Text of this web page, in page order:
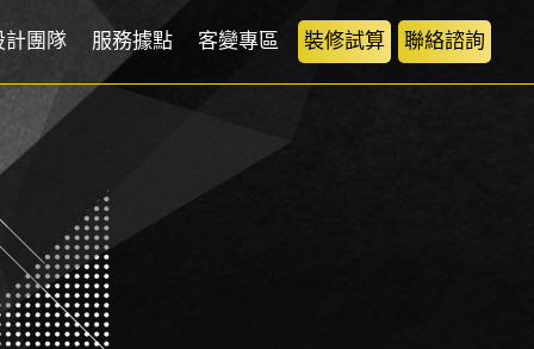
計團隊 服務據點 客變專區 裝修試算 聯絡諮詢